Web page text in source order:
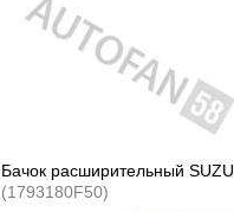
Бачок расширительный
(1793180F50)